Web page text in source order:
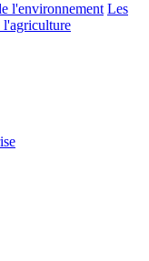
l'environnement Les
l'agriculture